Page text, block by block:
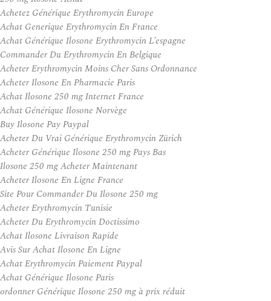
Achetez Générique Erythromycin Europe
Achat Generique Erythromycin En France
Achat Générique Ilosone Erythromycin L’espagne
Commander Du Erythromycin En Belgique
Acheter Erythromycin Moins Cher Sans Ordonnance
Acheter Ilosone En Pharmacie Paris
Achat Ilosone 250 mg Internet France
Achat Générique Ilosone Norvège
Buy Ilosone Pay Paypal
Acheter Du Vrai Générique Erythromycin Zürich
Acheter Générique Ilosone 250 mg Pays Bas
Ilosone 250 mg Acheter Maintenant
Acheter Ilosone En Ligne France
Site Pour Commander Du Ilosone 250 mg
Acheter Erythromycin Tunisie
Acheter Du Erythromycin Doctissimo
Achat Ilosone Livraison Rapide
Avis Sur Achat Ilosone En Ligne
Achat Erythromycin Paiement Paypal
Achat Générique Ilosone Paris
ordonner Générique Ilosone 250 mg à prix réduit